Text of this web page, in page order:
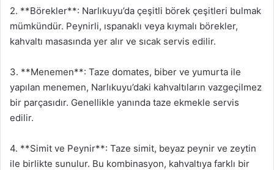
2. **Börekler**: Narlıkuyu’da çeşitli börek çeşitleri bulmak
mümkündür. Peynirli, ıspanaklı veya kıymalı börekler,
kahvaltı masasında yer alır ve sıcak servis edilir.
3. **Menemen**: Taze domates, biber ve yumurta ile
yapılan menemen, Narlıkuyu’daki kahvaltıların vazgeçilmez
bir parçasıdır. Genellikle yanında taze ekmekle servis
edilir.
4. **Simit ve Peynir**: Taze simit, beyaz peynir ve zeytin
ile birlikte sunulur. Bu kombinasyon, kahvaltıya farklı bir